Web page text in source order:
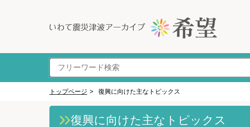
トップページ > 復興に向けた主なトピックス
復興に向けた主なトピックス